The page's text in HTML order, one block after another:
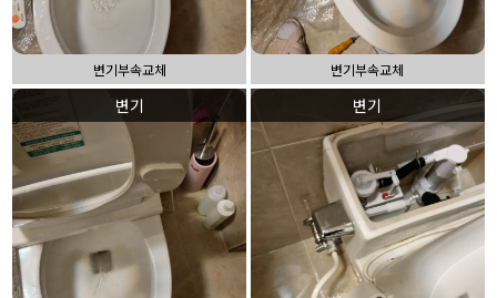
변기부속교체 변기부속교체
변기 변기